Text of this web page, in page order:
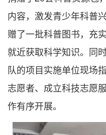
内容，激发青少年科普
赠了一批科普图书，充
就近获取科学知识。同
队的项目实施单位现场
志愿者、成立科技志愿
作有序开展。